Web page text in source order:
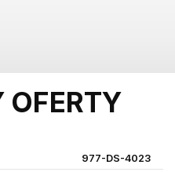
OFERTY
977-DS-4023